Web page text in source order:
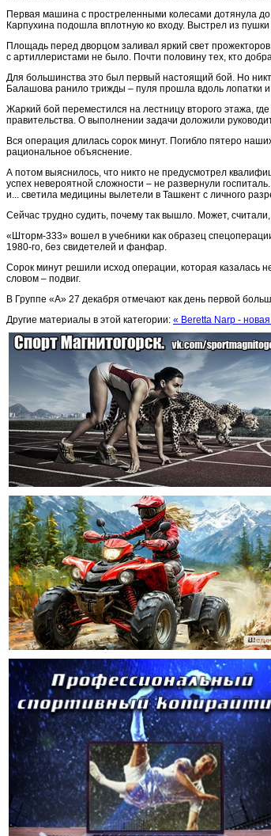
Первая машина с простреленными колесами дотянула
Карпухина подошла вплотную ко входу. Выстрел из
Площадь перед дворцом заливал яркий свет
с артиллеристами не было. Почти половину тех, кто
Для большинства это был первый настоящий бой. Но
Балашова ранило трижды – пуля прошла вдоль лопатки
Жаркий бой переместился на лестницу второго этажа,
правительства. О выполнении задачи доложили
Вся операция длилась сорок минут. Погибло пятеро
рациональное объяснение.
А потом выяснилось, что никто не предусмотрел
успех невероятной сложности – не развернули
и... светила медицины вылетели в Ташкент с личного
Сейчас трудно судить, почему так вышло. Может,
«Шторм-333» вошел в учебники как образец
1980-го, без свидетелей и фанфар.
Сорок минут решили исход операции, которая казалась
словом – подвиг.
В Группе «А» 27 декабря отмечают как день первой
Другие материалы в этой категории: « Beretta Narp -